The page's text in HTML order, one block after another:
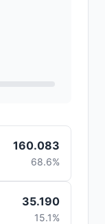
160.083
68.6%
35.190
15.1%